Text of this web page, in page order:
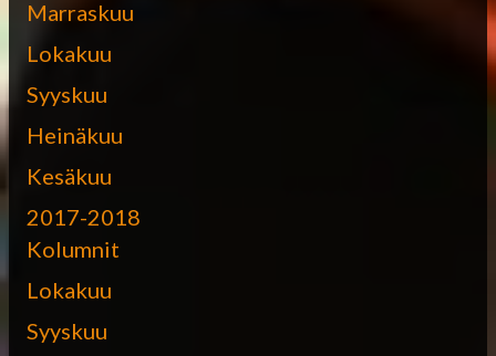
Marraskuu
Lokakuu
Syyskuu
Heinäkuu
Kesäkuu
2017-2018
Kolumnit
Lokakuu
Syyskuu